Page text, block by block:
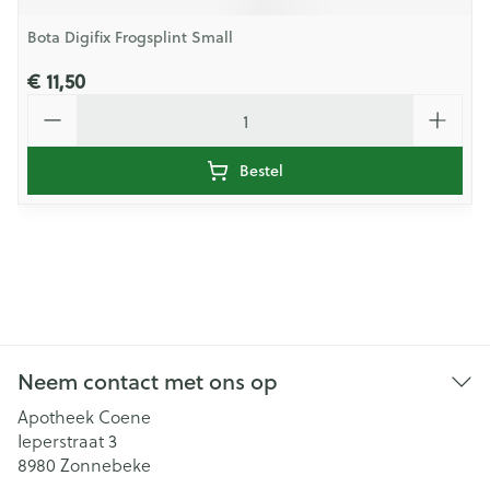
Bota Digifix Frogsplint Small
€ 11,50
Bestel
Neem contact met ons op
Apotheek Coene
Ieperstraat 3
8980 Zonnebeke